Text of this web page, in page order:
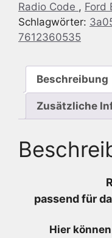
HSRNS
-
7
360
Radio Code , Ford
Schlagwörter:
7612360535
Beschreibung
Zusätzliche
passend für
Hier